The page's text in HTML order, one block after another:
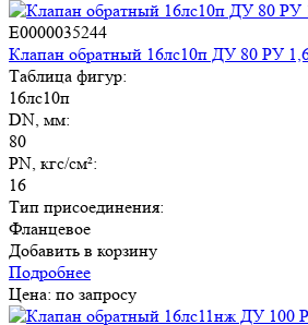
E0000035244
Клапан обратный 16лс10п ДУ 80 РУ
Таблица фигур:
16лс10п
DN, мм:
80
PN, кгс/см²:
16
Тип присоединения:
Фланцевое
Добавить в корзину
Подробнее
Цена: по запросу